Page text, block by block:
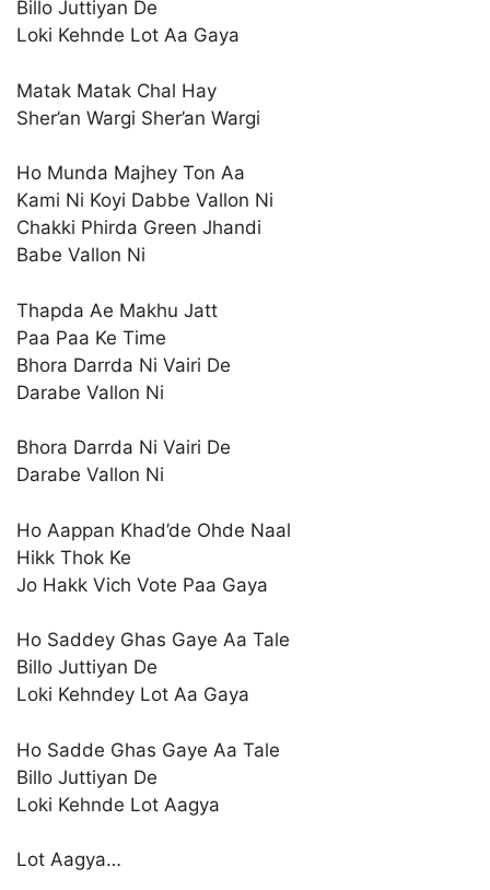
Billo Juttiyan De
Loki Kehnde Lot Aa Gaya
Matak Matak Chal Hay
Sher’an Wargi Sher’an Wargi
Ho Munda Majhey Ton Aa
Kami Ni Koyi Dabbe Vallon Ni
Chakki Phirda Green Jhandi
Babe Vallon Ni
Thapda Ae Makhu Jatt
Paa Paa Ke Time
Bhora Darrda Ni Vairi De
Darabe Vallon Ni
Bhora Darrda Ni Vairi De
Darabe Vallon Ni
Ho Aappan Khad’de Ohde Naal
Hikk Thok Ke
Jo Hakk Vich Vote Paa Gaya
Ho Saddey Ghas Gaye Aa Tale
Billo Juttiyan De
Loki Kehndey Lot Aa Gaya
Ho Sadde Ghas Gaye Aa Tale
Billo Juttiyan De
Loki Kehnde Lot Aagya
Lot Aagya…